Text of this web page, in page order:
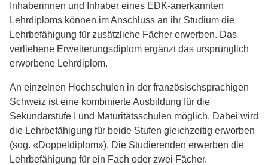
Inhaberinnen und Inhaber eines EDK-anerkannten
Lehrdiploms können im Anschluss an ihr Studium die
Lehrbefähigung für zusätzliche Fächer erwerben. Das
verliehene Erweiterungsdiplom ergänzt das ursprünglich
erworbene Lehrdiplom.
An einzelnen Hochschulen in der französischsprachigen
Schweiz ist eine kombinierte Ausbildung für die
Sekundarstufe I und Maturitätsschulen möglich. Dabei wird
die Lehrbefähigung für beide Stufen gleichzeitig erworben
(sog. «Doppeldiplom»). Die Studierenden erwerben die
Lehrbefähigung für ein Fach oder zwei Fächer.